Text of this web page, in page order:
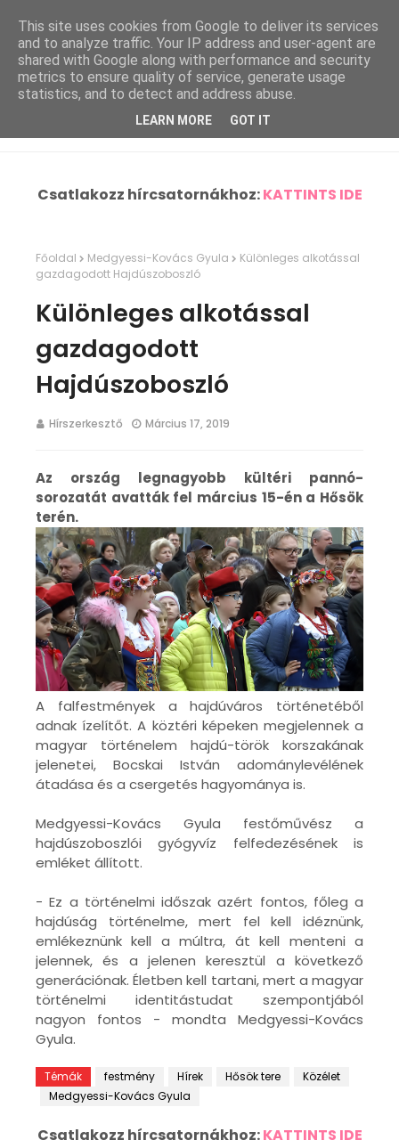
Csatlakozz hírcsatornákhoz:KATTINTS IDE
Főoldal Medgyessi-Kovács Gyula
Különleges alkotással
gazdagodott Hajdúszoboszló
Különleges alkotással
gazdagodott
Hajdúszoboszló
Hírszerkesztő Március 17, 2019
Az ország legnagyobb kültéri pannó-
sorozatát avatták fel március 15-én a Hősök
terén.
A falfestmények a hajdúváros történetéből
adnak ízelítőt. A köztéri képeken megjelennek a
magyar történelem hajdú-török korszakának
jelenetei, Bocskai István adománylevélének
átadása és a csergetés hagyománya is.
Medgyessi-Kovács Gyula festőművész a
hajdúszoboszlói gyógyvíz felfedezésének is
emléket állított.
- Ez a történelmi időszak azért fontos, főleg a
hajdúság történelme, mert fel kell idéznünk,
emlékeznünk kell a múltra, át kell menteni a
jelennek, és a jelenen keresztül a következő
generációnak. Életben kell tartani, mert a magyar
történelmi identitástudat szempontjából
nagyon fontos - mondta Medgyessi-Kovács
Gyula.
Témák festmény Hírek Hősök tere
Közélet
Medgyessi-Kovács Gyula
Csatlakozz hírcsatornákhoz:KATTINTS IDE
This site uses cookies from Google to deliver its services
and to analyze traffic. Your IP address and user-agent are
shared with Google along with performance and security
metrics to ensure quality of service, generate usage
statistics, and to detect and address abuse.
LEARN MORE GOT IT